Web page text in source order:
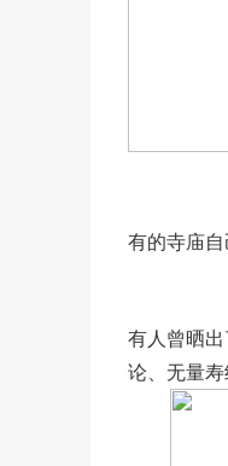
有的寺庙
有人曾晒
论、无量寿